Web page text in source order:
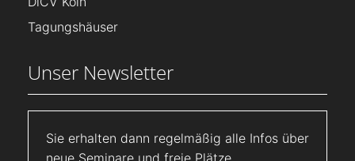
Tagungshäuser
Unser Newsletter
Sie erhalten dann regelmäßig alle Infos über